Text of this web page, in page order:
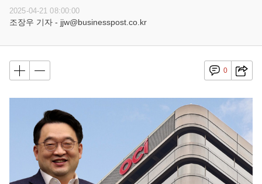
2025-04-21 08:00:00
조장우 기자 - jjw@businesspost.co.kr
0